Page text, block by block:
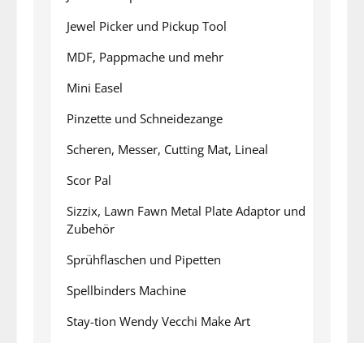
Jewel Picker und Pickup Tool
MDF, Pappmache und mehr
Mini Easel
Pinzette und Schneidezange
Scheren, Messer, Cutting Mat, Lineal
Scor Pal
Sizzix, Lawn Fawn Metal Plate Adaptor und
Zubehör
Sprühflaschen und Pipetten
Spellbinders Machine
Stay-tion Wendy Vecchi Make Art